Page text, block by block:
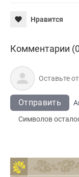
Нравится
Комментарии
Отправить
Символов